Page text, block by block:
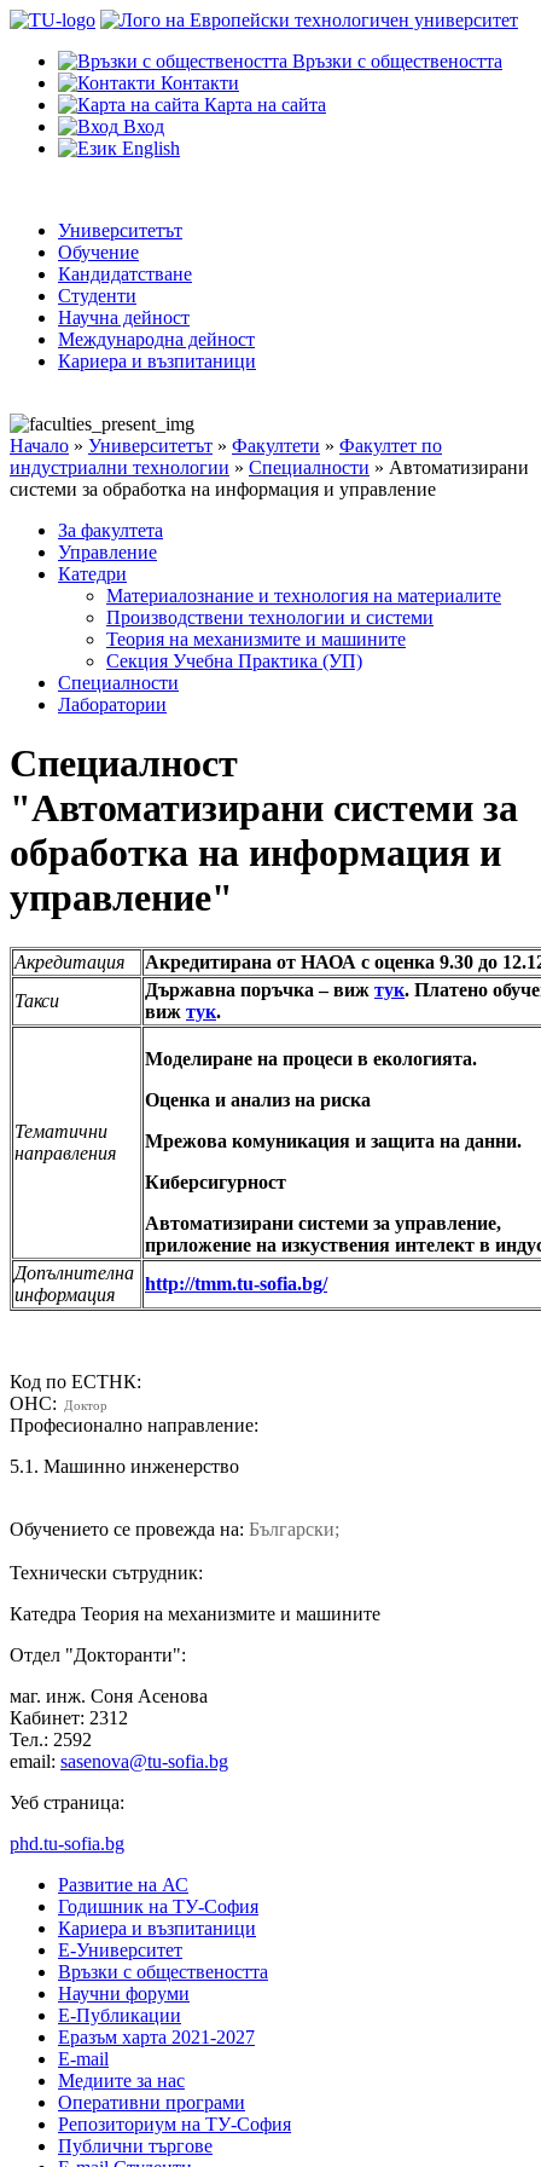
Връзки с обществеността
Контакти
Карта на сайта
Вход
English
Университетът
Обучение
Кандидатстване
Студенти
Научна дейност
Международна дейност
Кариера и възпитаници
Начало » Университетът » Факултети » Факултет по
индустриални технологии » Специалности » Автоматизирани
системи за обработка на информация и управление
За факултета
Управление
Катедри
Материалознание и технология на материалите
Производствени технологии и системи
Теория на механизмите и машините
Секция Учебна Практика (УП)
Специалности
Лаборатории
Специалност
"Автоматизирани системи за
обработка на информация и
управление"
Акредитация
Акредитирана от НАОА с оценка 9.30 до
Такси
Държавна поръчка – виж тук. Платено
виж тук.
Тематични
направления
Моделиране на процеси в екологията.
Оценка и анализ на риска
Мрежова комуникация и защита на данни.
Киберсигурност
Автоматизирани системи за управление,
приложение на изкуствения интелект в
Допълнителна
информация
http://tmm.tu-sofia.bg/
Код по ЕСТНК:
ОНС:
Доктор
Професионално направление:
5.1. Машинно инженерство
Обучението се провежда на: Български;
Технически сътрудник:
Катедра Теория на механизмите и машините
Отдел "Докторанти":
маг. инж. Соня Асенова
Кабинет: 2312
Тел.: 2592
email: sasenova@tu-sofia.bg
Уеб страница:
phd.tu-sofia.bg
Развитие на АС
Годишник на ТУ-София
Кариера и възпитаници
Е-Университет
Връзки с обществеността
Научни форуми
Е-Публикации
Еразъм харта 2021-2027
E-mail
Медиите за нас
Оперативни програми
Репозиториум на ТУ-София
Публични търгове